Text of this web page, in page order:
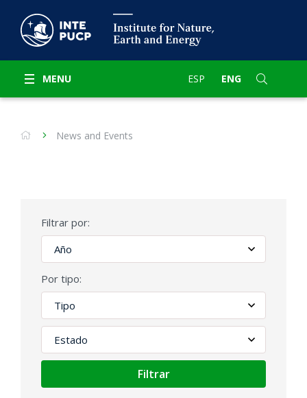
MENU ESP ENG
News and Events
Filtrar por:
Por tipo:
Filtrar